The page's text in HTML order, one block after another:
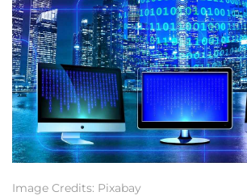
Image Credits: Pixabay